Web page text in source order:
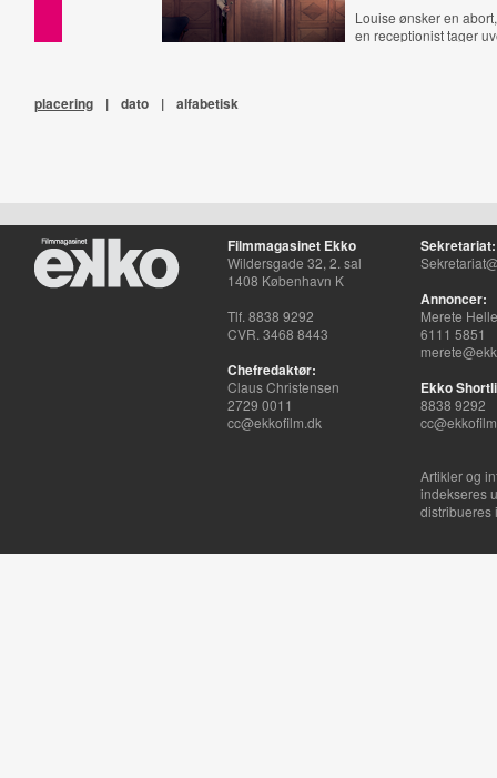
Louise ønsker en
en receptionist tager
placering | dato | alfabetisk
Filmmagasinet Ekko
Wildersgade 32, 2. sal
1408 København K
Tlf. 8838 9292
CVR. 3468 8443
Chefredaktør:
Claus Christensen
2729 0011
cc@ekkofilm.dk
Sekretariat:
Annoncer:
Merete
6111 5851
Ekko
8838 9292
Artikler og
indekseres
distribueres